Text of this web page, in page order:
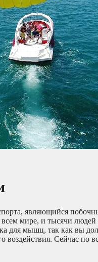
являющийся
мире, и тысячи
для мышц, так как вы
воздействия. Сейчас по